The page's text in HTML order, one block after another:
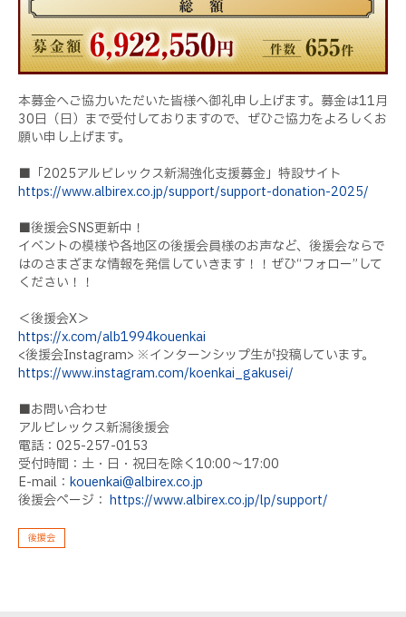
本募金へご協力いただいた皆様へ御礼申し上げます。募金は11月
30日（日）まで受付しておりますので、ぜひご協力をよろしくお
願い申し上げます。
■「2025アルビレックス新潟強化支援募金」特設サイト
https://www.albirex.co.jp/support/support-donation-2025/
■後援会SNS更新中！
イベントの模様や各地区の後援会員様のお声など、後援会ならで
はのさまざまな情報を発信していきます！！ぜひ“フォロー”して
ください！！
＜後援会X＞
https://x.com/alb1994kouenkai
<後援会Instagram> ※インターンシップ生が投稿しています。
https://www.instagram.com/koenkai_gakusei/
■お問い合わせ
アルビレックス新潟後援会
電話： 025-257-0153
受付時間：土・日・祝日を除く10:00〜17:00
E-mail ： kouenkai@albirex.co.jp
後援会ページ： https://www.albirex.co.jp/lp/support/
後援会